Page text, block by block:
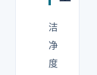
洁
净
度